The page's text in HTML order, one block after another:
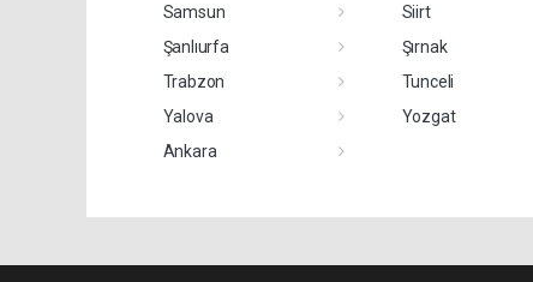
Samsun
Siirt
Şanlıurfa
Şırnak
Trabzon
Tunceli
Yalova
Yozgat
Ankara